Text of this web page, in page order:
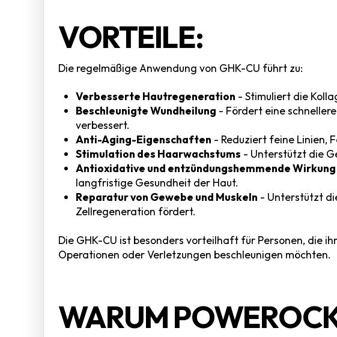
VORTEILE:
Die regelmäßige Anwendung von GHK-CU führt zu:
Verbesserte Hautregeneration - Stimuliert die
Beschleunigte Wundheilung - Fördert eine
verbessert.
Anti-Aging-Eigenschaften - Reduziert feine Linien,
Stimulation des Haarwachstums - Unterstützt die
Antioxidative und entzündungshemmende Wirkung
langfristige Gesundheit der Haut.
Reparatur von Gewebe und Muskeln - Unterstützt
Zellregeneration fördert.
Die GHK-CU ist besonders vorteilhaft für Personen, die
Operationen oder Verletzungen beschleunigen möchten.
WARUM